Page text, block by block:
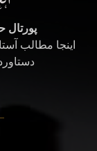
پورتال
اینجا مطالب